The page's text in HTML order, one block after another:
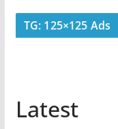
TG: 125×125 Ads
Latest